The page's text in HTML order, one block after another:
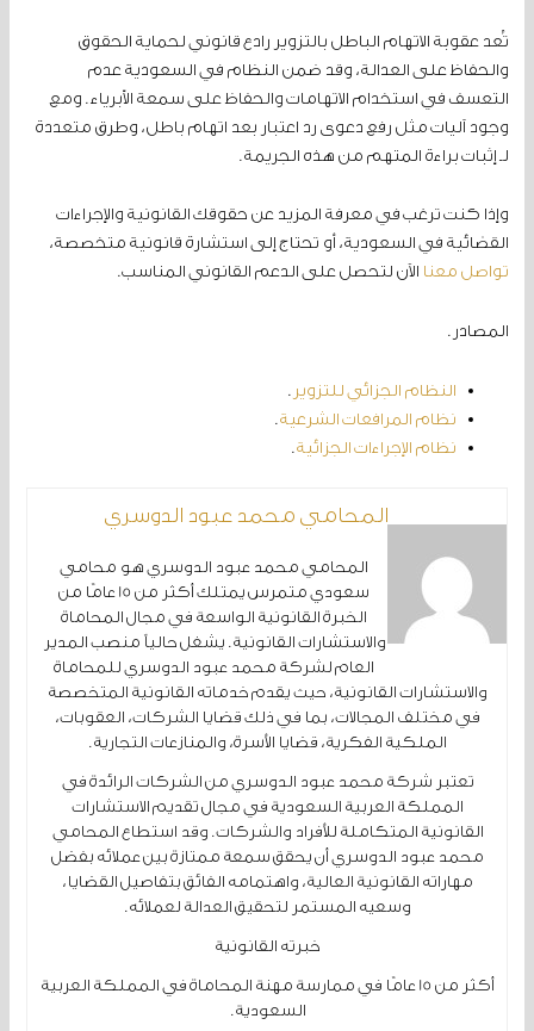
تُعد عقوبة الاتهام الباطل بالتزوير رادع قانوني لحماية الحقوق
والحفاظ على العدالة، وقد ضمن النظام في السعودية عدم
التعسف في استخدام الاتهامات والحفاظ على سمعة الأبرياء. ومع
وجود آليات مثل رفع دعوى رد اعتبار بعد اتهام باطل، وطرق متعددة
لـ إثبات براءة المتهم من هذه الجريمة.
وإذا كنت ترغب في معرفة المزيد عن حقوقك القانونية والإجراءات
القضائية في السعودية، أو تحتاج إلى استشارة قانونية متخصصة،
تواصل معنا الآن لتحصل على الدعم القانوني المناسب.
المصادر.
النظام الجزائي للتزوير .
نظام المرافعات الشرعية.
نظام الإجراءات الجزائية.
المحامي محمد عبود الدوسري
المحامي محمد عبود الدوسري هو محامي
سعودي متمرس يمتلك أكثر من 15 عامًا من
الخبرة القانونية الواسعة في مجال المحاماة
والاستشارات القانونية. يشغل حالياً منصب المدير
العام لشركة محمد عبود الدوسري للمحاماة
والاستشارات القانونية، حيث يقدم خدماته القانونية المتخصصة
في مختلف المجالات، بما في ذلك قضايا الشركات، العقوبات،
الملكية الفكرية، قضايا الأسرة، والمنازعات التجارية.
تعتبر شركة محمد عبود الدوسري من الشركات الرائدة في
المملكة العربية السعودية في مجال تقديم الاستشارات
القانونية المتكاملة للأفراد والشركات. وقد استطاع المحامي
محمد عبود الدوسري أن يحقق سمعة ممتازة بين عملائه بفضل
مهاراته القانونية العالية، واهتمامه الفائق بتفاصيل القضايا،
وسعيه المستمر لتحقيق العدالة لعملائه.
خبرته القانونية
أكثر من 15 عامًا في ممارسة مهنة المحاماة في المملكة العربية
السعودية.